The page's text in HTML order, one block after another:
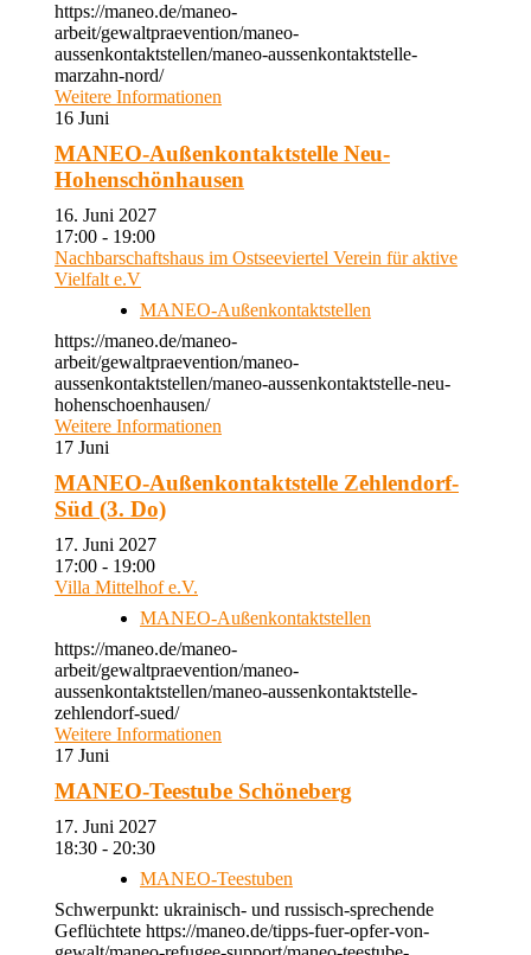
https://maneo.de/maneo-
arbeit/gewaltpraevention/maneo-
aussenkontaktstellen/maneo-aussenkontaktstelle-
marzahn-nord/
Weitere Informationen
16 Juni
MANEO-Außenkontaktstelle Neu-
Hohenschönhausen
16. Juni 2027
17:00 - 19:00
Nachbarschaftshaus im Ostseeviertel Verein für aktive
Vielfalt e.V
MANEO-Außenkontaktstellen
https://maneo.de/maneo-
arbeit/gewaltpraevention/maneo-
aussenkontaktstellen/maneo-aussenkontaktstelle-neu-
hohenschoenhausen/
Weitere Informationen
17 Juni
MANEO-Außenkontaktstelle Zehlendorf-
Süd (3. Do)
17. Juni 2027
17:00 - 19:00
Villa Mittelhof e.V.
MANEO-Außenkontaktstellen
https://maneo.de/maneo-
arbeit/gewaltpraevention/maneo-
aussenkontaktstellen/maneo-aussenkontaktstelle-
zehlendorf-sued/
Weitere Informationen
17 Juni
MANEO-Teestube Schöneberg
17. Juni 2027
18:30 - 20:30
MANEO-Teestuben
Schwerpunkt: ukrainisch- und russisch-sprechende
Geflüchtete https://maneo.de/tipps-fuer-opfer-von-